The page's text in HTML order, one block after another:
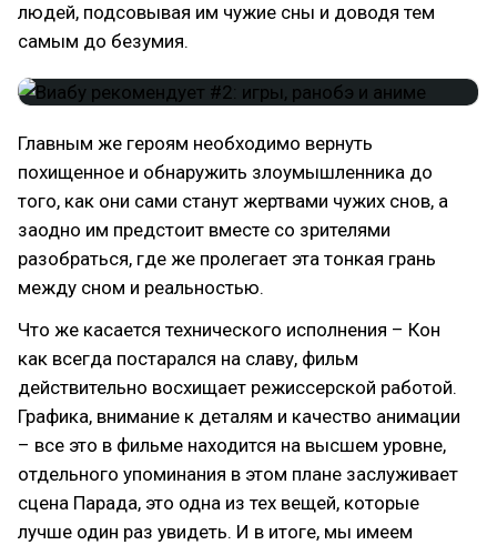
людей, подсовывая им чужие сны и доводя тем
самым до безумия.
Главным же героям необходимо вернуть
похищенное и обнаружить злоумышленника до
того, как они сами станут жертвами чужих снов, а
заодно им предстоит вместе со зрителями
разобраться, где же пролегает эта тонкая грань
между сном и реальностью.
Что же касается технического исполнения – Кон
как всегда постарался на славу, фильм
действительно восхищает режиссерской работой.
Графика, внимание к деталям и качество анимации
– все это в фильме находится на высшем уровне,
отдельного упоминания в этом плане заслуживает
сцена Парада, это одна из тех вещей, которые
лучше один раз увидеть. И в итоге, мы имеем